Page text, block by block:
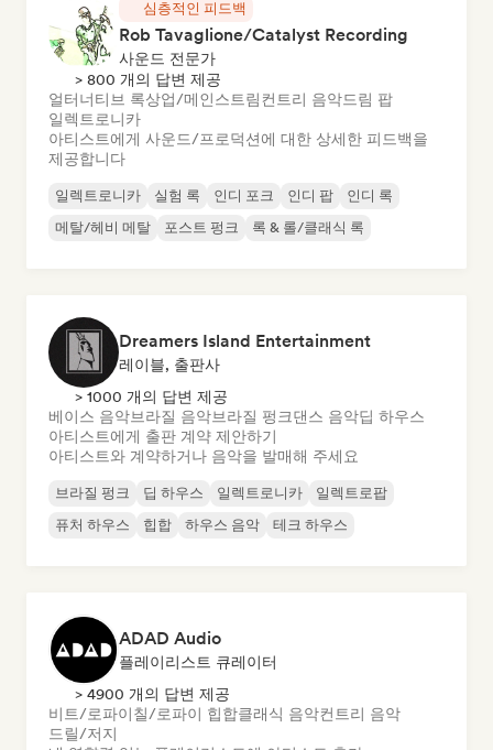
심층적인 피드백
Rob Tavaglione/Catalyst Recording
사운드 전문가
> 800 개의 답변 제공
얼터너티브 록상업/메인스트림컨트리 음악드림 팝
일렉트로니카
아티스트에게 사운드/프로덕션에 대한 상세한 피드백을
제공합니다
일렉트로니카 실험 록 인디 포크 인디 팝
인디 록
메탈/헤비 메탈
포스트 펑크 록 & 롤/클래식 록
Dreamers Island Entertainment
레이블, 출판사
> 1000 개의 답변 제공
베이스 음악브라질 음악브라질 펑크댄스 음악딥 하우스
아티스트에게 출판 계약 제안하기
아티스트와 계약하거나 음악을 발매해 주세요
브라질 펑크 딥 하우스 일렉트로니카
일렉트로팝
퓨처 하우스
힙합 하우스 음악 테크 하우스
ADAD Audio
플레이리스트 큐레이터
> 4900 개의 답변 제공
비트/로파이칠/로파이 힙합클래식 음악컨트리 음악
드릴/저지